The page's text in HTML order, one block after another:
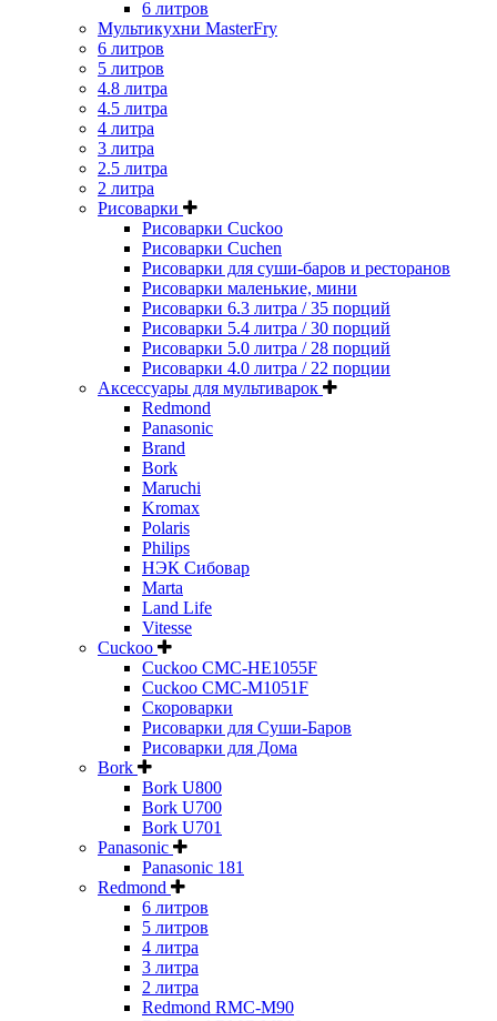
6 литров
Мультикухни MasterFry
6 литров
5 литров
4.8 литра
4.5 литра
4 литра
3 литра
2.5 литра
2 литра
Рисоварки
Рисоварки Cuckoo
Рисоварки Cuchen
Рисоварки для суши-баров и ресторанов
Рисоварки маленькие, мини
Рисоварки 6.3 литра / 35 порций
Рисоварки 5.4 литра / 30 порций
Рисоварки 5.0 литра / 28 порций
Рисоварки 4.0 литра / 22 порции
Аксессуары для мультиварок
Redmond
Panasonic
Brand
Bork
Maruchi
Kromax
Polaris
Philips
НЭК Сибовар
Marta
Land Life
Vitesse
Cuckoo
Cuckoo CMC-HE1055F
Cuckoo CMC-M1051F
Скороварки
Рисоварки для Суши-Баров
Рисоварки для Дома
Bork
Bork U800
Bork U700
Bork U701
Panasonic
Panasonic 181
Redmond
6 литров
5 литров
4 литра
3 литра
2 литра
Redmond RMC-M90